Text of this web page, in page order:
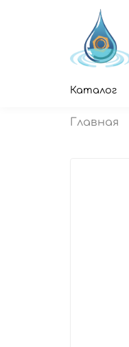
Каталог
Главная